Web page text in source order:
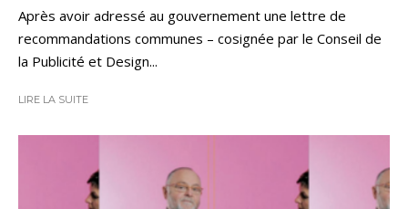
Après avoir adressé au gouvernement une lettre de
recommandations communes – cosignée par le Conseil de
la Publicité et Design...
LIRE LA SUITE